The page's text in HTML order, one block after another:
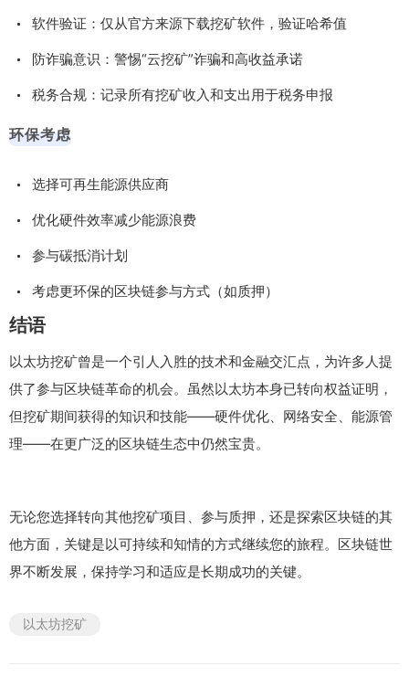
软件验证：仅从官方来源下载挖矿软件，验证哈希值
防诈骗意识：警惕“云挖矿”诈骗和高收益承诺
税务合规：记录所有挖矿收入和支出用于税务申报
环保考虑
选择可再生能源供应商
优化硬件效率减少能源浪费
参与碳抵消计划
考虑更环保的区块链参与方式（如质押）
结语
以太坊挖矿曾是一个引人入胜的技术和金融交汇点，为许多人提
供了参与区块链革命的机会。虽然以太坊本身已转向权益证明，
但挖矿期间获得的知识和技能——硬件优化、网络安全、能源管
理——在更广泛的区块链生态中仍然宝贵。
无论您选择转向其他挖矿项目、参与质押，还是探索区块链的其
他方面，关键是以可持续和知情的方式继续您的旅程。区块链世
界不断发展，保持学习和适应是长期成功的关键。
以太坊挖矿